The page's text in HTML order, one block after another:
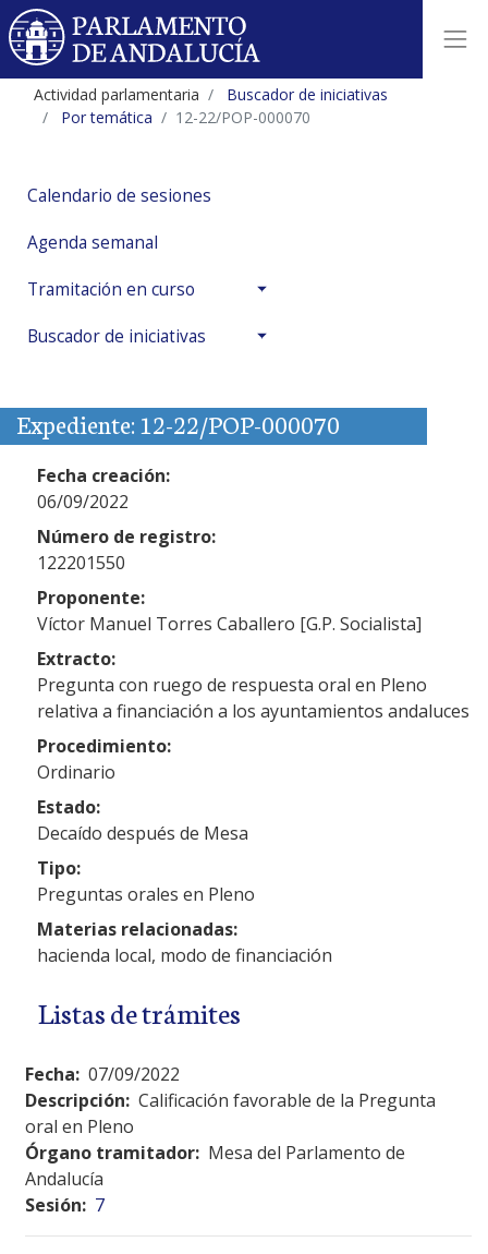
Actividad parlamentaria
Buscador de iniciativas
Por temática
12-22/POP-000070
Calendario de sesiones
Agenda semanal
Tramitación en curso
Buscador de iniciativas
Expediente: 12-22/POP-000070
Fecha creación:
06/09/2022
Número de registro:
122201550
Proponente:
Víctor Manuel Torres Caballero [G.P. Socialista]
Extracto:
Pregunta con ruego de respuesta oral en Pleno
relativa a financiación a los ayuntamientos andaluces
Procedimiento:
Ordinario
Estado:
Decaído después de Mesa
Tipo:
Preguntas orales en Pleno
Materias relacionadas:
hacienda local, modo de financiación
Listas de trámites
Fecha: 07/09/2022
Descripción: Calificación favorable de la Pregunta
oral en Pleno
Órgano tramitador: Mesa del Parlamento de
Andalucía
Sesión: 7